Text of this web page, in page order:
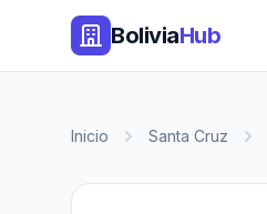
BoliviaHub
Inicio Santa Cruz